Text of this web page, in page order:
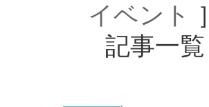
イベント ］
記事一覧